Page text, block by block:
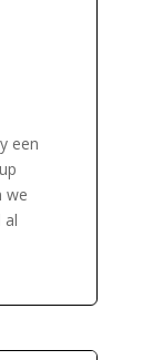
een
we
al